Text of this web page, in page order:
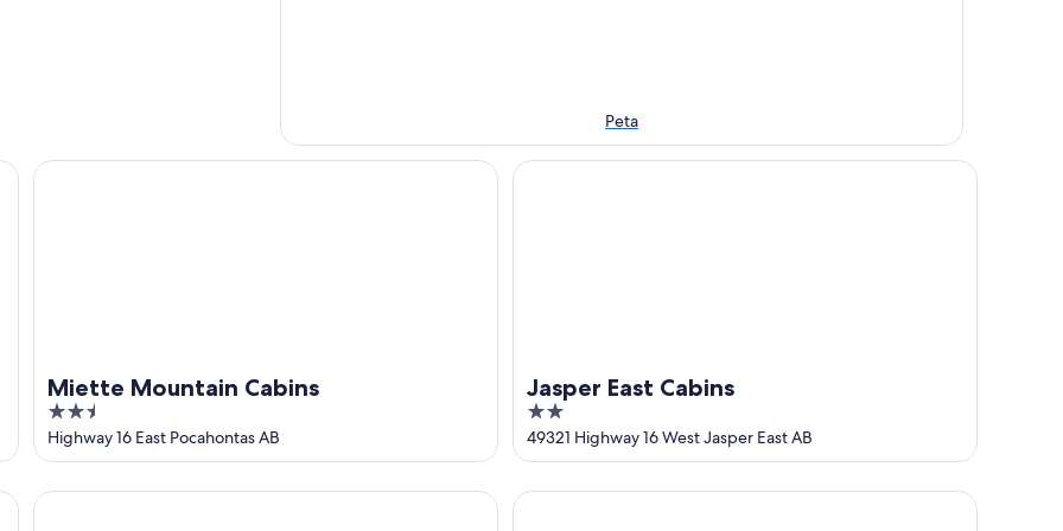
Peta
Miette Mountain Cabins
2.5
out
of
5
Highway 16 East Pocahontas AB
Miette Mountain Cabins
Jasper East Cabins
2
out
of
5
49321 Highway 16 West Jasper East AB
Jasper East Cabins
Ramada by Wyndham Hinton Coast Hinton Hotel